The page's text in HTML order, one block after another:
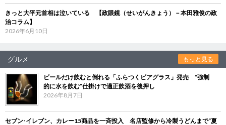
きっと大平元首相は泣いている 【政眼鏡（せいがんきょう）－本田雅俊の政
治コラム】
2026年6月10日
グルメ もっと見る
ビールだけ飲むと倒れる「ふらつくビアグラス」発売 “強制
的に水を飲む”仕掛けで適正飲酒を後押し
2026年8月7日
セブン‐イレブン、カレー15商品を一斉投入 名店監修から冷製うどんまで“夏